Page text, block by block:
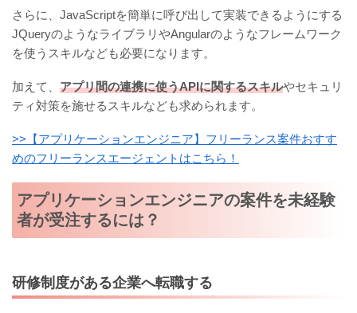
さらに、JavaScriptを簡単に呼び出して実装できるようにする
JQueryのようなライブラリやAngularのようなフレームワーク
を使うスキルなども必要になります。
加えて、 アプリ間の連携に使うAPIに関するスキルやセキュリ
ティ対策を施せるスキルなども求められます。
>>【アプリケーションエンジニア】フリーランス案件おすす
めのフリーランスエージェントはこちら！
アプリケーションエンジニアの案件を未経験
者が受注するには？
研修制度がある企業へ転職する